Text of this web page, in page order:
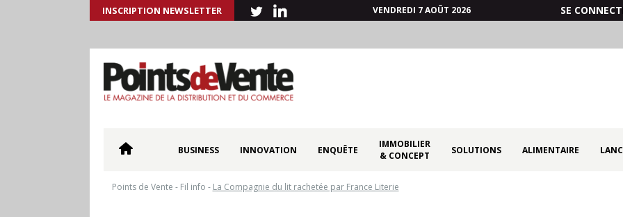
INSCRIPTION NEWSLETTER VENDREDI 7 AOÛT 2026 SE
BUSINESS INNOVATION ENQUÊTE
IMMOBILIER
& CONCEPT
SOLUTIONS ALIMENTAIRE
Points de Vente - Fil info - La Compagnie du lit rachetée par France Literie